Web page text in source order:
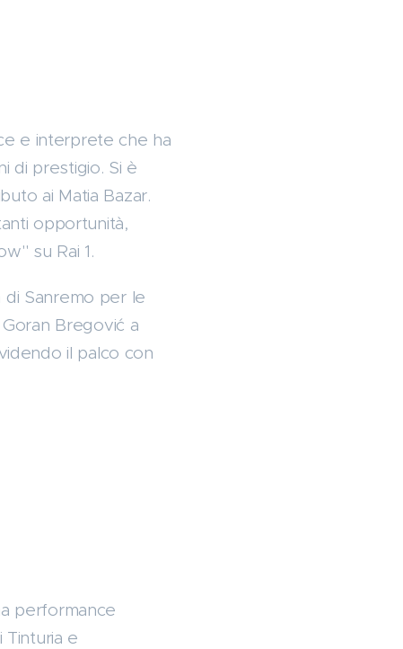
e interprete che ha
di prestigio. Si è
ai Matia Bazar.
opportunità,
su Rai 1.
Sanremo per le
Bregović a
il palco con
performance
Tinturia e